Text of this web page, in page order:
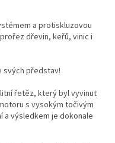
a protiskluzovou
dřevin, keřů, vinic i
svých představ!
řetěz, který byl vyvinut
s vysokým točivým
a výsledkem je dokonale